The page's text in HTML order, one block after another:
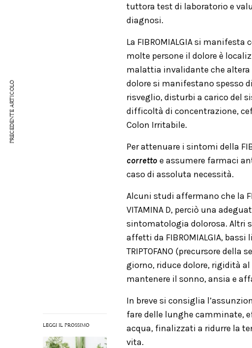
LEGGI IL PROSSIMO
tuttora test di laboratorio e
diagnosi.
La FIBROMIALGIA si manifesta
molte persone il dolore è
malattia invalidante che
dolore si manifestano spesso
risveglio, disturbi a carico del
difficoltà di concentrazione,
Colon Irritabile.
Per attenuare i sintomi della
corretto e assumere farmaci
caso di assoluta necessità.
Alcuni studi affermano che la
VITAMINA D, perciò una
sintomatologia dolorosa. Altri
affetti da FIBROMIALGIA, bassi
TRIPTOFANO (precursore
giorno, riduce dolore, rigidità
mantenere il sonno, ansia e
In breve si consiglia
fare delle lunghe camminate,
acqua, finalizzati a ridurre la
vita.
PRECEDENTE ARTICOLO